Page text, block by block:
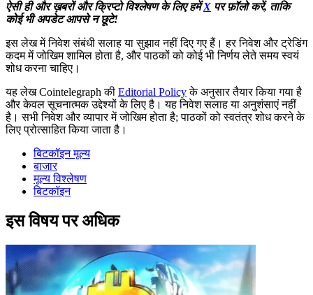
ऐसी ही और ख़बरों और क्रिप्टो विश्लेषण के लिए हमेंX पर फ़ॉलो करें, ताकि
कोई भी अपडेट आपसे न छूटे!
इस लेख में निवेश संबंधी सलाह या सुझाव नहीं दिए गए हैं। हर निवेश और ट्रेडिंग
कदम में जोखिम शामिल होता है, और पाठकों को कोई भी निर्णय लेते समय स्वयं
शोध करना चाहिए।
यह लेख Cointelegraph की Editorial Policyके अनुसार तैयार किया गया है
और केवल सूचनात्मक उद्देश्यों के लिए है। यह निवेश सलाह या अनुशंसाएं नहीं
है। सभी निवेश और व्यापार में जोखिम होता है; पाठकों को स्वतंत्र शोध करने के
लिए प्रोत्साहित किया जाता है।
बिटकॉइन मूल्य
बाजार
मूल्य विश्लेषण
बिटकॉइन
इस विषय पर अधिक